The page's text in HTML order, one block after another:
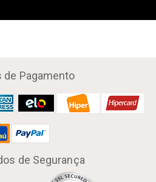
de Pagamento
de Segurança